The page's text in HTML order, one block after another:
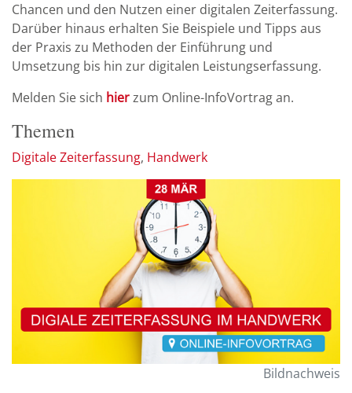
Chancen und den Nutzen einer digitalen Zeiterfassung.
Darüber hinaus erhalten Sie Beispiele und Tipps aus
der Praxis zu Methoden der Einführung und
Umsetzung bis hin zur digitalen Leistungserfassung.
Melden Sie sich hierzum Online-InfoVortrag an.
Themen
Digitale Zeiterfassung Handwerk
Bildnachweis